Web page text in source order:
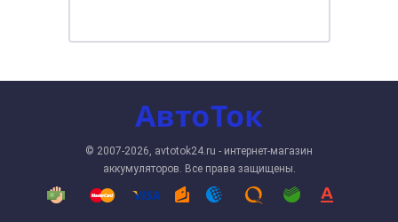
© 2007-2026, avtotok24.ru - интернет-магазин
аккумуляторов. Все права защищены.